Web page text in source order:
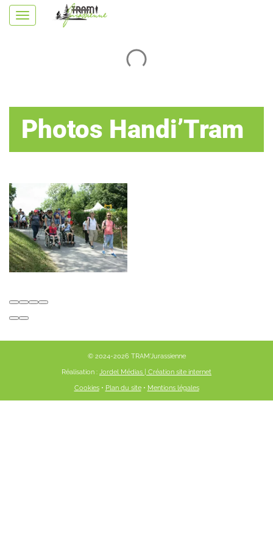
Photos Handi’Tram
© 2024-2026 TRAM'Jurassienne
Réalisation : Jordel Médias | Création site internet
Cookies• Plan du site• Mentions légales